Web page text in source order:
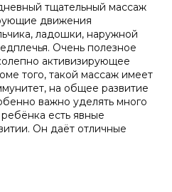
тщательный массаж
движения
ладошки, наружной
Очень полезное
активизирующее
того, такой массаж имеет
на общее развитие
важно уделять много
есть явные
Он даёт отличные